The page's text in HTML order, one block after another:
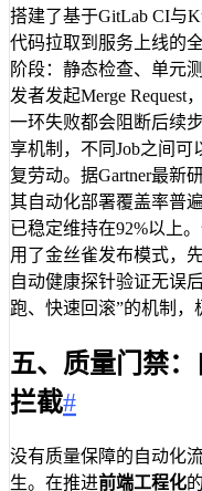
搭建了基于GitLab CI与
代码拉取到服务上线的
阶段：静态检查、单元
发者发起Merge
一环失败都会阻断后续
享机制，不同Job之间
复劳动。据Gartner最新
其自动化部署覆盖率普
已稳定维持在92%以上
用了金丝雀发布模式，
自动健康探针验证无误
跑、快速回滚”的机制，
五、质量门禁
拦截#
没有质量保障的自动化
生。在推进前端工程化